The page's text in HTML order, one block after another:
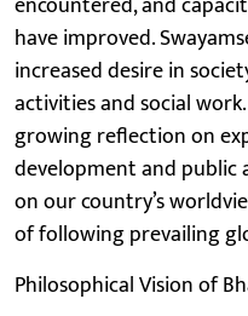
have improved.
increased desire in
activities and social
growing reflection on
development and
on our country’s
of following prevailing
Philosophical Vision of